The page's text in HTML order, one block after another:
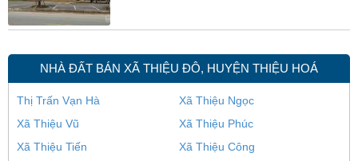
NHÀ ĐẤT BÁN XÃ THIỆU ĐÔ, HUYỆN THIỆU HOÁ
Thị Trấn Vạn Hà
Xã Thiệu Ngọc
Xã Thiệu Vũ
Xã Thiệu Phúc
Xã Thiệu Tiến
Xã Thiệu Công